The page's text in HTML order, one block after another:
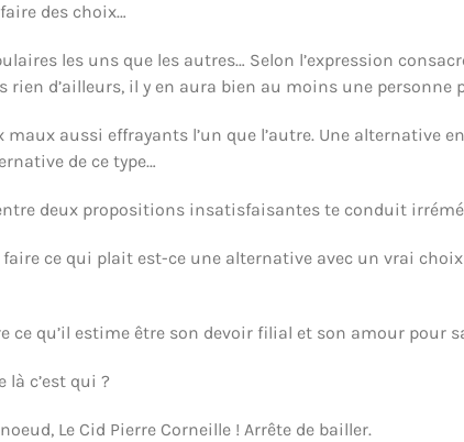
des choix…
les uns que les autres… Selon l’expression
d’ailleurs, il y en aura bien au moins une personne
aussi effrayants l’un que l’autre. Une alternative
de ce type…
deux propositions insatisfaisantes te conduit
ce qui plait est-ce une alternative avec un vrai
qu’il estime être son devoir filial et son amour pour
c’est qui ?
Le Cid Pierre Corneille ! Arrête de bailler.